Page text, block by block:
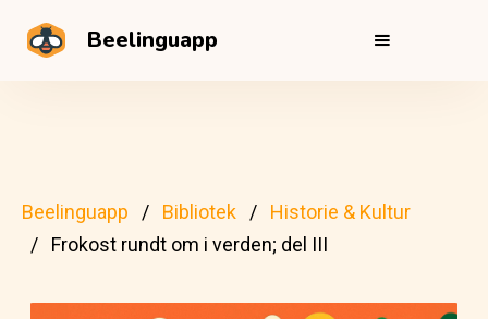
Beelinguapp
Beelinguapp Bibliotek
Historie & Kultur
Frokost rundt om i verden; del III